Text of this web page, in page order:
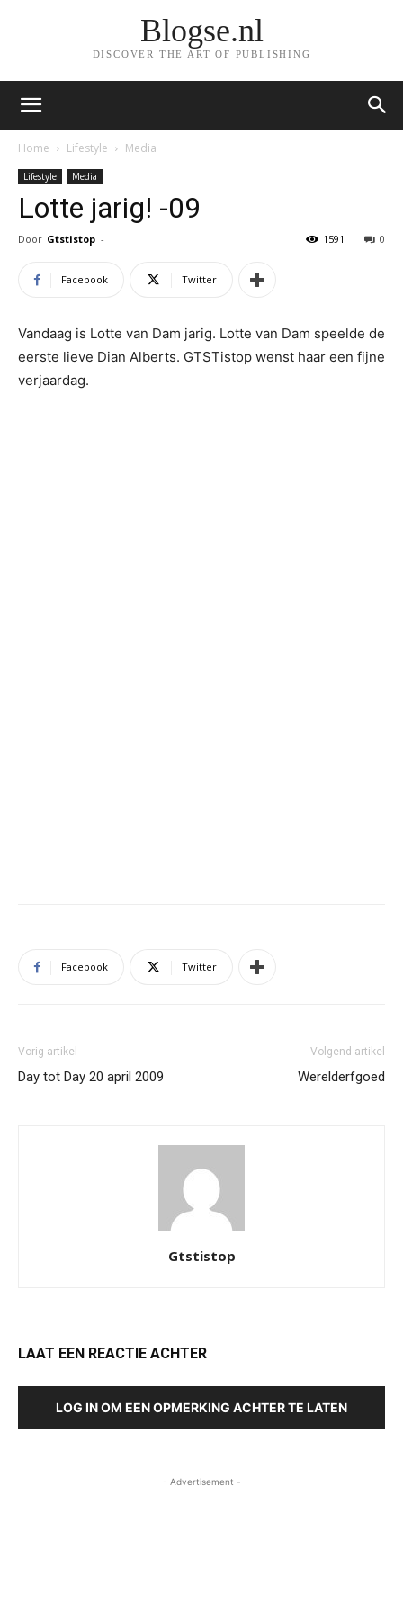
Blogse.nl
DISCOVER THE ART OF PUBLISHING
Home Lifestyle Media
Lifestyle Media
Lotte jarig! -09
Door Gtstistop - 0
1591
Facebook Twitter
Vandaag is Lotte van Dam jarig. Lotte van Dam speelde de
eerste lieve Dian Alberts. GTSTistop wenst haar een fijne
verjaardag.
Facebook Twitter
Vorig artikel
Day tot Day 20 april 2009
Volgend artikel
Werelderfgoed
Gtstistop
LAAT EEN REACTIE ACHTER
LOG IN OM EEN OPMERKING ACHTER TE LATEN
- Advertisement -